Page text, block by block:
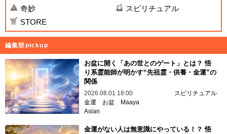
奇妙
スピリチュアル
STORE
編集部pickup
お盆に開く「あの世とのゲート」とは？ 悟
り系霊能師が明かす“先祖霊・供養・金運”の
関係
2026.08.01 18:00
スピリチュアル
金運
お盆
Maaya
Aslan
金運がない人は無意識にやっている！？ 悟